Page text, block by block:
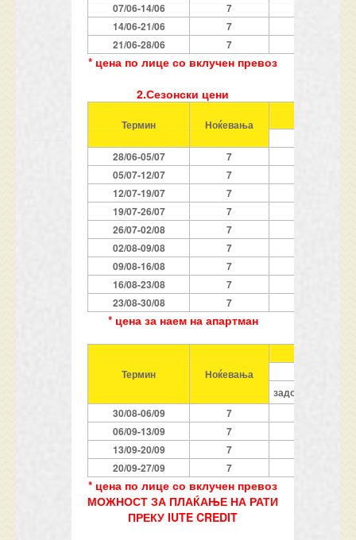
07/06-14/06
7
14/06-21/06
7
21/06-28/06
7
* цена по лице со вклучен превоз
2.Сезонски цени
Термин Ноќевања
28/06-05/07
7
05/07-12/07
7
12/07-19/07
7
19/07-26/07
7
26/07-02/08
7
02/08-09/08
7
09/08-16/08
7
16/08-23/08
7
23/08-30/08
7
* цена за наем на апартман
Термин Ноќевања
задолжително
30/08-06/09
7
06/09-13/09
7
13/09-20/09
7
20/09-27/09
7
* цена по лице со вклучен превоз
МОЖНОСТ ЗА ПЛАЌАЊЕ НА РАТИ
ПРЕКУ IUTE CREDIT